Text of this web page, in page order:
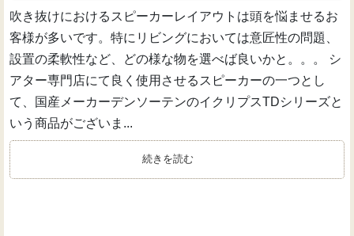
吹き抜けにおけるスピーカーレイアウトは頭を悩ませるお
客様が多いです。特にリビングにおいては意匠性の問題、
設置の柔軟性など、どの様な物を選べば良いかと。。。 シ
アター専門店にて良く使用させるスピーカーの一つとし
て、国産メーカーデンソーテンのイクリプスTDシリーズと
いう商品がございま...
続きを読む